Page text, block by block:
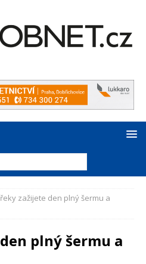
zažijete den plný šermu a
plný šermu a